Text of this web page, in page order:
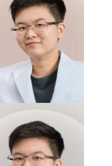
座...
加入購物車
座
加入購物車